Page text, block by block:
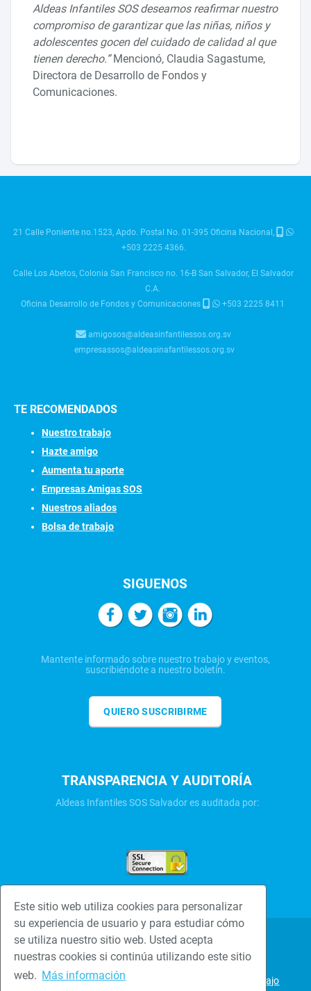
Este sitio web utiliza cookies para personalizar
su experiencia de usuario y para estudiar cómo
se utiliza nuestro sitio web. Usted acepta
nuestras cookies si continúa utilizando este sitio
web. Más información
Aldeas Infantiles SOS deseamos reafirmar nuestro
compromiso de garantizar que las niñas, niños y
adolescentes gocen del cuidado de calidad al que
tienen derecho.”Mencionó, Claudia Sagastume,
Directora de Desarrollo de Fondos y
Comunicaciones.
21 Calle Poniente no.1523, Apdo. Postal No. 01-395 Oficina Nacional,
+503 2225 4366.
Calle Los Abetos, Colonia San Francisco no. 16-B San Salvador, El Salvador
C.A.
Oficina Desarrollo de Fondos y Comunicaciones
+503 2225 8411
amigosos@aldeasinfantilessos.org.sv
empresassos@aldeasinafantilessos.org.sv
TE RECOMENDADOS
Nuestro trabajo
Hazte amigo
Aumenta tu aporte
Empresas Amigas SOS
Nuestros aliados
Bolsa de trabajo
SIGUENOS
Mantente informado sobre nuestro trabajo y eventos,
suscribiéndote a nuestro boletín.
QUIERO SUSCRIBIRME
TRANSPARENCIA Y AUDITORÍA
Aldeas Infantiles SOS Salvador es auditada por:
Una familia hace la
diferencia
Politica de
privacidad
Bolsa de trabajo